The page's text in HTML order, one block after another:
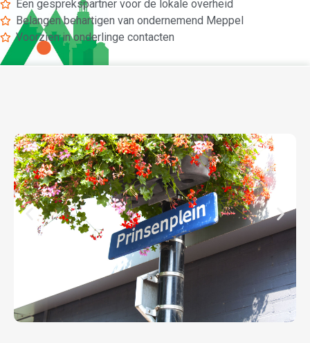
Een gesprekspartner voor de lokale overheid
Belangen behartigen van ondernemend Meppel
Voorzien in onderlinge contacten